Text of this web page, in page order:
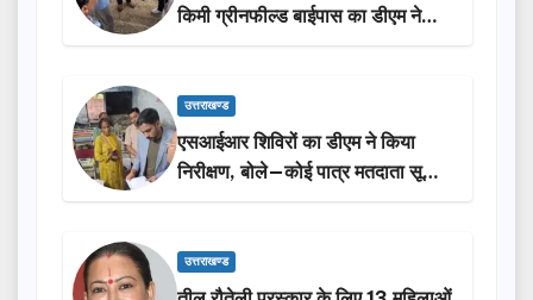
किमी ग्रीनफील्ड बाईपास का डीएम ने
किया निरीक्षण…
उत्तराखण्ड
एसआईआर शिविरों का डीएम ने किया
निरीक्षण, बोले—कोई पात्र मतदाता सूची
से न छूटे…
उत्तराखण्ड